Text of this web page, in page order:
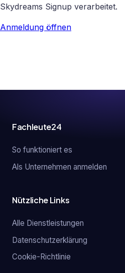
Skydreams Signup verarbeitet.
Anmeldung öffnen
Fachleute24
So funktioniert es
Als Unternehmen anmelden
Nützliche Links
Alle Dienstleistungen
Datenschutzerklärung
Cookie-Richtlinie